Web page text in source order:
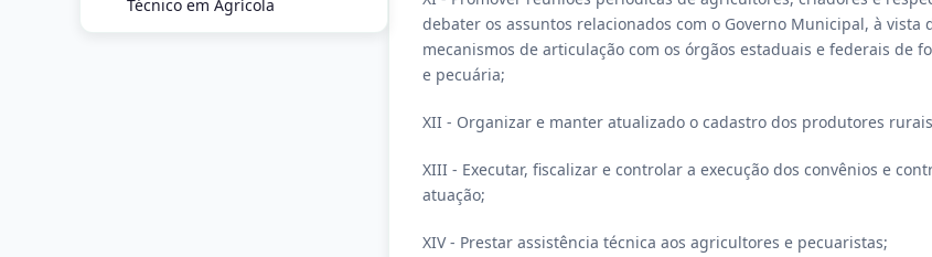
Técnico em Agrícola
debater os assuntos relacionados com o Governo Municipal, à
mecanismos de articulação com os órgãos estaduais e federais de
e pecuária;
XII - Organizar e manter atualizado o cadastro dos produtores
XIII - Executar, fiscalizar e controlar a execução dos convênios e
atuação;
XIV - Prestar assistência técnica aos agricultores e pecuaristas;